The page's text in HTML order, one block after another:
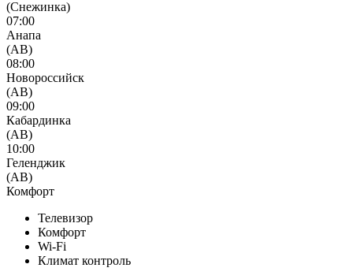
(Снежинка)
07:00
Анапа
(АВ)
08:00
Новороссийск
(АВ)
09:00
Кабардинка
(АВ)
10:00
Геленджик
(АВ)
Комфорт
Телевизор
Комфорт
Wi-Fi
Климат контроль